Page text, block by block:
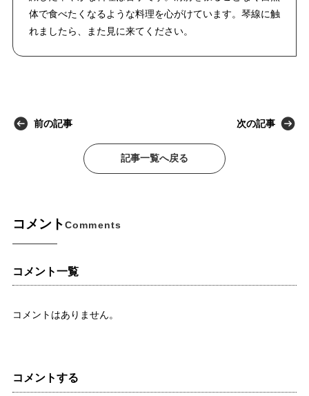
体で食べたくなるような料理を心がけています。琴線に触
れましたら、また見に来てください。
前の記事
記事一覧へ戻る
次の記事
コメントComments
コメント一覧
コメントはありません。
コメントする